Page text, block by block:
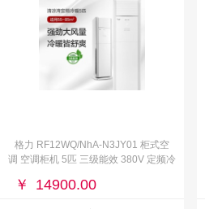
格力 RF12WQ/NhA-N3JY01 柜式空
调 空调柜机 5匹 三级能效 380V 定频冷
￥ 14900.00